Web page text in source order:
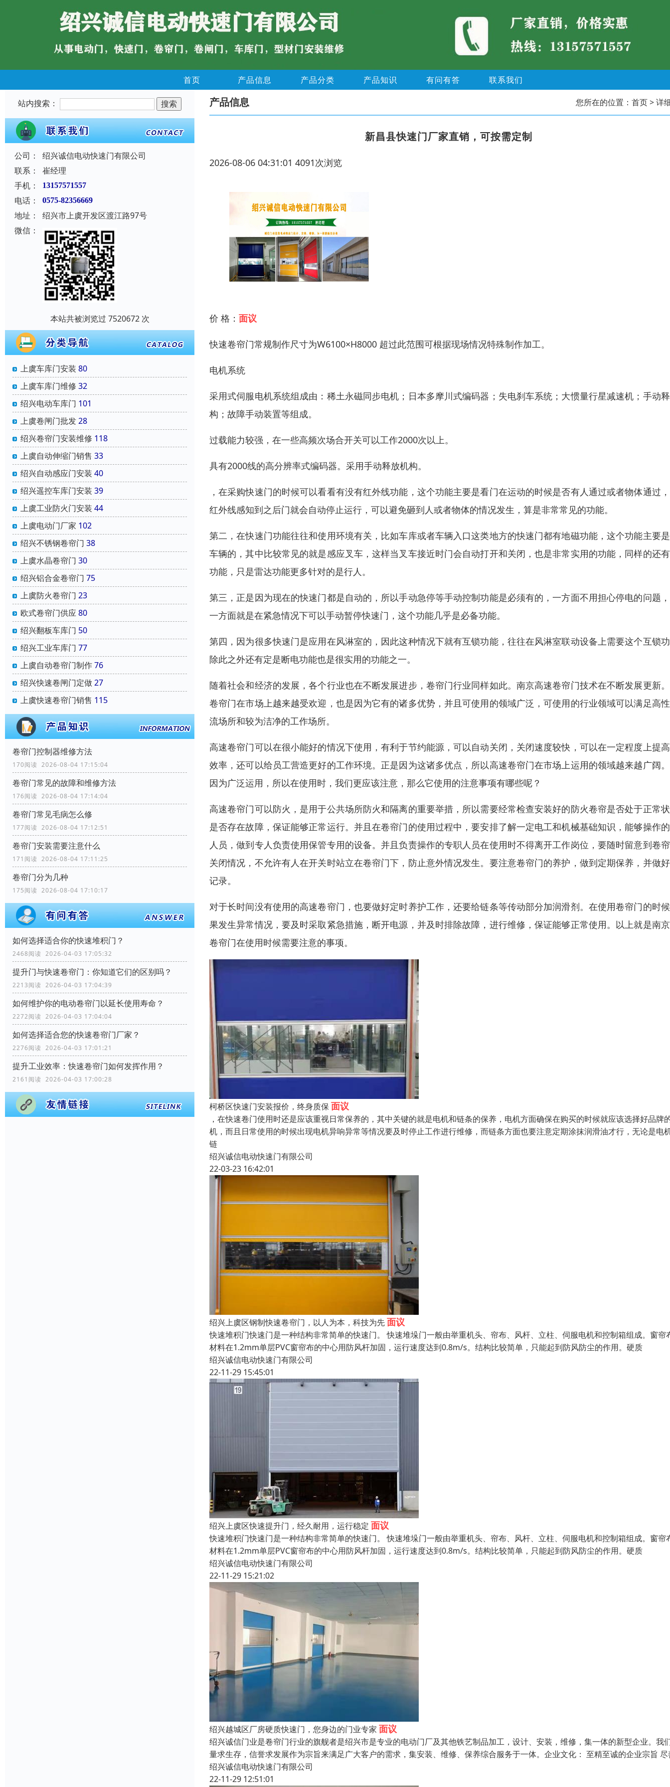
首页 产品信息 产品分类 产品知识 有问有答 联系我们
站内搜索：
公司：
绍兴诚信电动快速门有限公司
联系：
崔经理
手机：
13157571557
电话： 0575-82356669
地址：
绍兴市上虞开发区渡江路97号
微信：
本站共被浏览过 7520672 次
上虞车库门安装 80
上虞车库门维修 32
绍兴电动车库门 101
上虞卷闸门批发28
绍兴卷帘门安装维修 118
上虞自动伸缩门销售 33
绍兴自动感应门安装 40
绍兴遥控车库门安装 39
上虞工业防火门安装 44
上虞电动门厂家 102
绍兴不锈钢卷帘门 38
上虞水晶卷帘门 30
绍兴铝合金卷帘门 75
上虞防火卷帘门 23
欧式卷帘门供应80
绍兴翻板车库门 50
绍兴工业车库门 77
上虞自动卷帘门制作76
绍兴快速卷闸门定做27
上虞快速卷帘门销售 115
卷帘门控制器维修方法
170阅读 2026-08-04 17:15:04
卷帘门常见的故障和维修方法
176阅读 2026-08-04 17:14:04
卷帘门常见毛病怎么修
177阅读 2026-08-04 17:12:51
卷帘门安装需要注意什么
171阅读 2026-08-04 17:11:25
卷帘门分为几种
175阅读 2026-08-04 17:10:17
如何选择适合你的快速堆积门？
2468阅读 2026-04-03 17:05:32
提升门与快速卷帘门：你知道它们的区别吗？
2213阅读 2026-04-03 17:04:39
如何维护你的电动卷帘门以延长使用寿命？
2272阅读 2026-04-03 17:04:04
如何选择适合您的快速卷帘门厂家？
2276阅读 2026-04-03 17:01:21
提升工业效率：快速卷帘门如何发挥作用？
2161阅读 2026-04-03 17:00:28
产品信息 您所在的位置： 首页> 详
新昌县快速门厂家直销，可按需定制
2026-08-06 04:31:01 4091次浏览
价 格： 面议
快速卷帘门常规制作尺寸为W6100×H8000 超过此范围可根据现场情况特殊制作加工。
电机系统
采用式伺服电机系统组成由：稀土永磁同步电机；日本多摩川式编码器；失电刹车系统；大惯量行星减速机；手动
构；故障手动装置等组成。
过载能力较强，在一些高频次场合开关可以工作2000次以上。
具有2000线的高分辨率式编码器。采用手动释放机构。
，在采购快速门的时候可以看看有没有红外线功能，这个功能主要是看门在运动的时候是否有人通过或者物体通过
红外线感知到之后门就会自动停止运行，可以避免砸到人或者物体的情况发生，算是非常常见的功能。
第二，在快速门功能往往和使用环境有关，比如车库或者车辆入口这类地方的快速门都有地磁功能，这个功能主要
车辆的，其中比较常见的就是感应叉车，这样当叉车接近时门会自动打开和关闭，也是非常实用的功能，同样的还
功能，只是雷达功能更多针对的是行人。
第三，正是因为现在的快速门都是自动的，所以手动急停等手动控制功能是必须有的，一方面不用担心停电的问题
一方面就是在紧急情况下可以手动暂停快速门，这个功能几乎是必备功能。
第四，因为很多快速门是应用在风淋室的，因此这种情况下就有互锁功能，往往在风淋室联动设备上需要这个互锁
除此之外还有定是断电功能也是很实用的功能之一。
随着社会和经济的发展，各个行业也在不断发展进步，卷帘门行业同样如此。南京高速卷帘门技术在不断发展更新
卷帘门在市场上越来越受欢迎，也是因为它有的诸多优势，并且可使用的领域广泛，可使用的行业领域可以满足高
流场所和较为洁净的工作场所。
高速卷帘门可以在很小能好的情况下使用，有利于节约能源，可以自动关闭，关闭速度较快，可以在一定程度上提
效率，还可以给员工营造更好的工作环境。正是因为这诸多优点，所以高速卷帘门在市场上运用的领域越来越广阔
因为广泛运用，所以在使用时，我们更应该注意，那么它使用的注意事项有哪些呢？
高速卷帘门可以防火，是用于公共场所防火和隔离的重要举措，所以需要经常检查安装好的防火卷帘是否处于正常
是否存在故障，保证能够正常运行。并且在卷帘门的使用过程中，要安排了解一定电工和机械基础知识，能够操作
人员，做到专人负责使用保管专用的设备。并且负责操作的专职人员在使用时不得离开工作岗位，要随时留意到卷
关闭情况，不允许有人在开关时站立在卷帘门下，防止意外情况发生。要注意卷帘门的养护，做到定期保养，并做
记录。
对于长时间没有使用的高速卷帘门，也要做好定时养护工作，还要给链条等传动部分加润滑剂。在使用卷帘门的时
果发生异常情况，要及时采取紧急措施，断开电源，并及时排除故障，进行维修，保证能够正常使用。以上就是南
卷帘门在使用时候需要注意的事项。
柯桥区快速门安装报价，终身质保 面议
，在快速卷门使用时还是应该重视日常保养的，其中关键的就是电机和链条的保养，电机方面确保在购买的时候就应该选择好品牌
机，而且日常使用的时候出现电机异响异常等情况要及时停止工作进行维修，而链条方面也要注意定期涂抹润滑油才行，无论是电
链
绍兴诚信电动快速门有限公司
22-03-23 16:42:01
绍兴上虞区钢制快速卷帘门，以人为本，科技为先面议
快速堆积门快速门是一种结构非常简单的快速门。 快速堆垛门一般由举重机头、帘布、风杆、立柱、伺服电机和控制箱组成。窗帘
材料在1.2mm单层PVC窗帘布的中心用防风杆加固，运行速度达到0.8m/s。结构比较简单，只能起到防风防尘的作用。硬质
绍兴诚信电动快速门有限公司
22-11-29 15:45:01
绍兴上虞区快速提升门，经久耐用，运行稳定 面议
快速堆积门快速门是一种结构非常简单的快速门。 快速堆垛门一般由举重机头、帘布、风杆、立柱、伺服电机和控制箱组成。窗帘
材料在1.2mm单层PVC窗帘布的中心用防风杆加固，运行速度达到0.8m/s。结构比较简单，只能起到防风防尘的作用。硬质
绍兴诚信电动快速门有限公司
22-11-29 15:21:02
绍兴越城区厂房硬质快速门，您身边的门业专家 面议
绍兴诚信门业是卷帘门行业的旗舰者是绍兴市是专业的电动门厂及其他铁艺制品加工，设计、安装，维修，集一体的新型企业。我
量求生存，信誉求发展作为宗旨来满足广大客户的需求，集安装、维修、保养综合服务于一体。企业文化： 至精至诚的企业宗旨 尽
绍兴诚信电动快速门有限公司
22-11-29 12:51:01